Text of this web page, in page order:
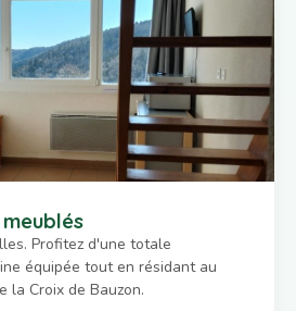
Profitez d'une totale
équipée tout en résidant au
Croix de Bauzon.